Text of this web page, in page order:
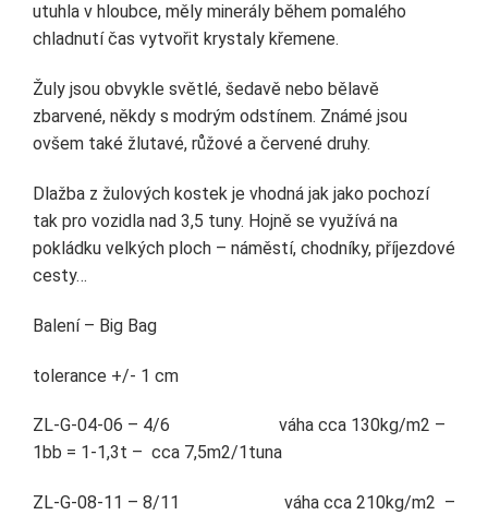
utuhla v hloubce, měly minerály během pomalého
chladnutí čas vytvořit krystaly křemene.
Žuly jsou obvykle světlé, šedavě nebo bělavě
zbarvené, někdy s modrým odstínem. Známé jsou
ovšem také žlutavé, růžové a červené druhy.
Dlažba z žulových kostek je vhodná jak jako pochozí
tak pro vozidla nad 3,5 tuny. Hojně se využívá na
pokládku velkých ploch – náměstí, chodníky, příjezdové
cesty…
Balení – Big Bag
tolerance +/- 1 cm
ZL-G-04-06 – 4/6 váha cca 130kg/m2 –
1bb = 1-1,3t – cca 7,5m2/1tuna
ZL-G-08-11 – 8/11 váha cca 210kg/m2 –